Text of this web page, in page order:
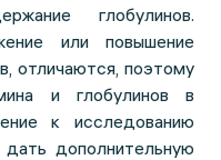
глобулинов.
или повышение
отличаются, поэтому
и глобулинов в
к исследованию
дополнительную